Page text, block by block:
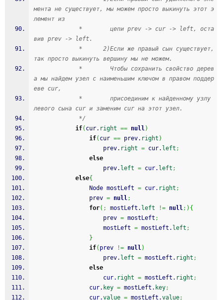
мента не существует, мы можем просто выкинуть этот э
лемент из
*        цепи prev -> cur -> left, оста
вив prev -> left.
*      2)Если же правый сын существует,
так просто выкинуть вершину мы не можем.
*        Чтобы сохранить свойство дерев
а мы найдем узел с наименьшим ключом в правом поддер
еве cur,
*        присоединим к найденному узлу
левого сына cur и заменим cur на этот узел.
*/
if( cur. right == null)
if( cur == prev. right )
                    prev.
right = cur. left ;
else
                    prev.
left = cur. left ;
else{
                Node mostLeft
= cur. right ;
                prev
= null;
for( ; mostLeft. left != null; ) {
                    prev
= mostLeft ;
                    mostLeft
= mostLeft. left ;
}
if( prev != null)
                    prev.
left = mostLeft. right ;
else
                    cur.
right = mostLeft. right ;
                cur.
key = mostLeft. key;
                cur.
value = mostLeft.value;